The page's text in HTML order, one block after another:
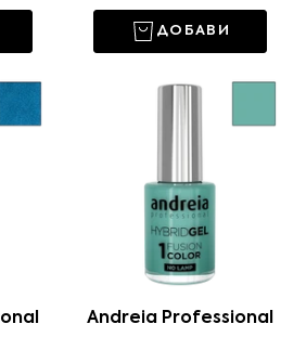
ДОБАВИ
Andreia Professional